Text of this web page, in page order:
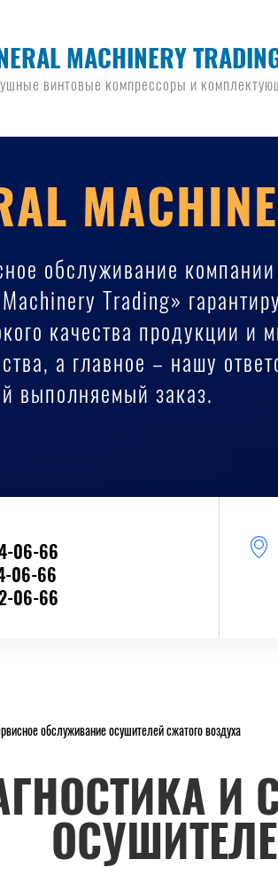
MACHINERY
винтовые компрессоры и
обслуживание компании
Trading»
качества продукции и
а главное – нашу
выполняемый заказ.
06-66
06-66
06-66
обслуживание осушителей сжатого воздуха
И